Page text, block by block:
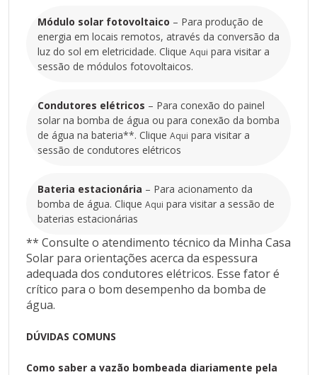
Módulo solar fotovoltaico
– Para produção de energia em locais remotos,
através da conversão da luz do sol em eletricidade.
Clique
para visitar a sessão de módulos fotovoltaicos.
Condutores elétricos
– Para conexão do painel solar na bomba de água
ou para conexão da bomba de água na bateria**.
para visitar a sessão de condutores elétricos
Bateria estacionária
– Para acionamento da bomba de água. Clique
Aqui
para visitar a sessão de baterias estacionárias
** Consulte o atendimento técnico da Minha Casa
Solar para orientações acerca da espessura
adequada dos condutores elétricos. Esse fator é
crítico para o bom desempenho da bomba de água.
DÚVIDAS COMUNS
Módulo solar fotovoltaico – Para produção de
energia em locais remotos, através da conversão da
luz do sol em eletricidade. Clique Aqui para visitar a
sessão de módulos fotovoltaicos.
Condutores elétricos – Para conexão do painel
solar na bomba de água ou para conexão da bomba
de água na bateria**. Clique Aqui para visitar a
sessão de condutores elétricos
Bateria estacionária – Para acionamento da
bomba de água. Clique Aqui para visitar a sessão de
baterias estacionárias
** Consulte o atendimento técnico da Minha Casa
Solar para orientações acerca da espessura
adequada dos condutores elétricos. Esse fator é
crítico para o bom desempenho da bomba de
água.
DÚVIDAS COMUNS
Como saber a vazão bombeada diariamente pela